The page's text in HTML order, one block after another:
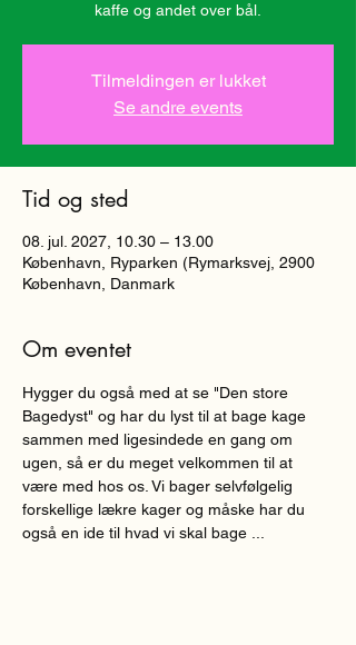
kaffe og andet over bål.
Tilmeldingen er lukket
Se andre events
Tid og sted
08. jul. 2027, 10.30 – 13.00
København, Ryparken (Rymarksvej, 2900
København, Danmark
Om eventet
Hygger du også med at se "Den store
Bagedyst" og har du lyst til at bage kage
sammen med ligesindede en gang om
ugen, så er du meget velkommen til at
være med hos os. Vi bager selvfølgelig
forskellige lækre kager og måske har du
også en ide til hvad vi skal bage ...